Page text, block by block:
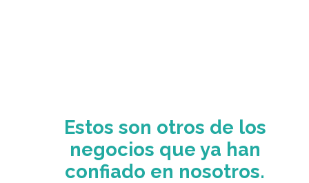
Estos son otros de los
negocios que ya han
confiado en nosotros.